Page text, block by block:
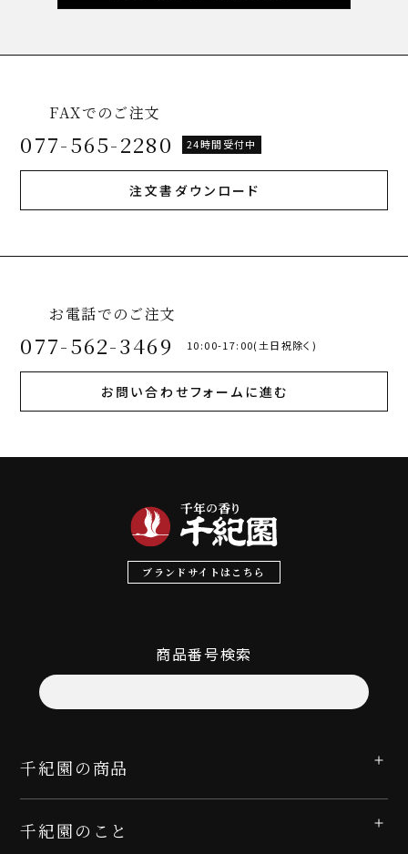
FAXでのご注文
077-565-2280 24時間受付中
注文書ダウンロード
お電話でのご注文
077-562-3469 10:00-17:00(土日祝除く)
お問い合わせフォームに進む
ブランドサイトはこちら
商品番号検索
千紀園の商品
千紀園のこと